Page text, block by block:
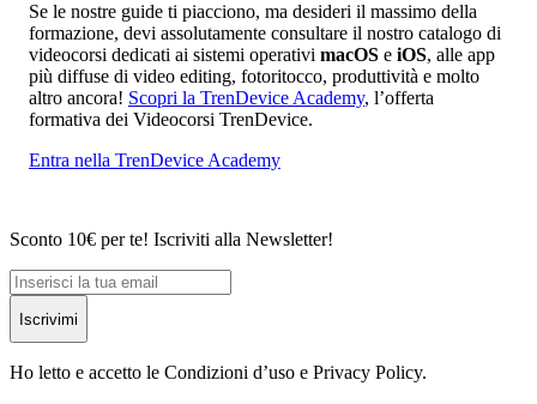
Se le nostre guide ti piacciono, ma desideri il massimo della
formazione, devi assolutamente consultare il nostro catalogo di
videocorsi dedicati ai sistemi operativi macOS e iOS, alle app
più diffuse di video editing, fotoritocco, produttività e molto
altro ancora! Scopri la TrenDevice Academy, l’offerta
formativa dei Videocorsi TrenDevice.
Entra nella TrenDevice Academy
Sconto 10€ per te! Iscriviti alla Newsletter!
Iscrivimi
Ho letto e accetto le Condizioni d’uso e Privacy Policy.